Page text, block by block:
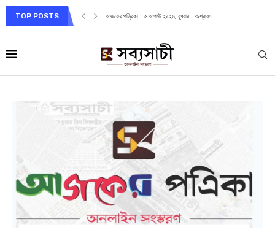
TOP POSTS আজকের পত্রিকা – ৫ আগস্ট ২০২৬, বুধবার– ১৯শ্রাবণ...